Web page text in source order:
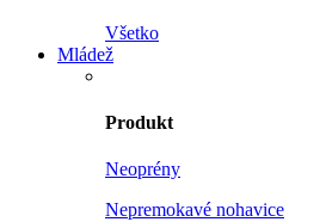
Všetko
Mládež
Produkt
Neoprény
Nepremokavé nohavice